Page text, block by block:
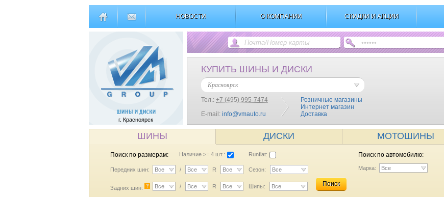
НОВОСТИ О КОМПАНИИ СКИДКИ И АКЦИИ
г. Красноярск
КУПИТЬ ШИНЫ И ДИСКИ
Красноярск
Тел.: +7 (495) 995-7474
E-mail: info@vmauto.ru
Розничные магазины
Интернет магазин
Доставка
ШИНЫ ДИСКИ МОТОШИНЫ
Поиск по размерам: Наличие >= 4 шт.: Runflat:
Передних шин: Все / Все R Все Сезон: Все
Задних шин: ? Все / Все R Все Шипы: Все Поиск
Поиск по автомобилю:
Марка: Все